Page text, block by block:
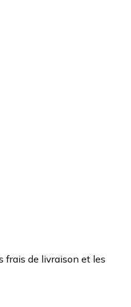
frais de livraison et les